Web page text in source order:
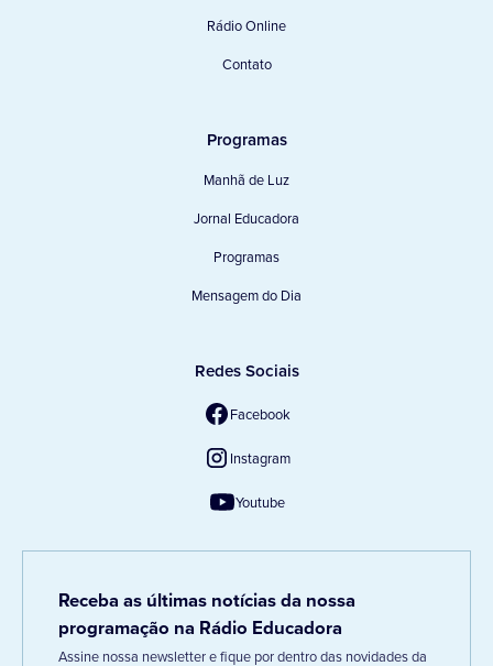
Rádio Online
Contato
Programas
Manhã de Luz
Jornal Educadora
Programas
Mensagem do Dia
Redes Sociais
Facebook
Instagram
Youtube
Receba as últimas notícias da nossa
programação na Rádio Educadora
Assine nossa newsletter e fique por dentro das novidades da